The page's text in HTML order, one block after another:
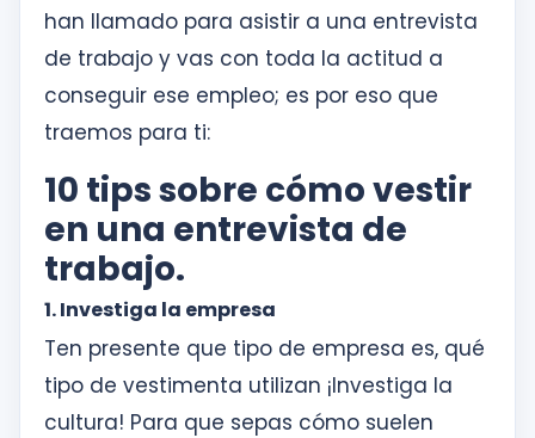
Intranet
SISK
Solicitudes
han llamado para asistir a una entrevista
de trabajo y vas con toda la actitud a
conseguir ese empleo; es por eso que
traemos para ti:
10 tips sobre cómo vestir
en una entrevista de
trabajo.
1. Investiga la empresa
Ten presente que tipo de empresa es, qué
tipo de vestimenta utilizan ¡Investiga la
cultura! Para que sepas cómo suelen